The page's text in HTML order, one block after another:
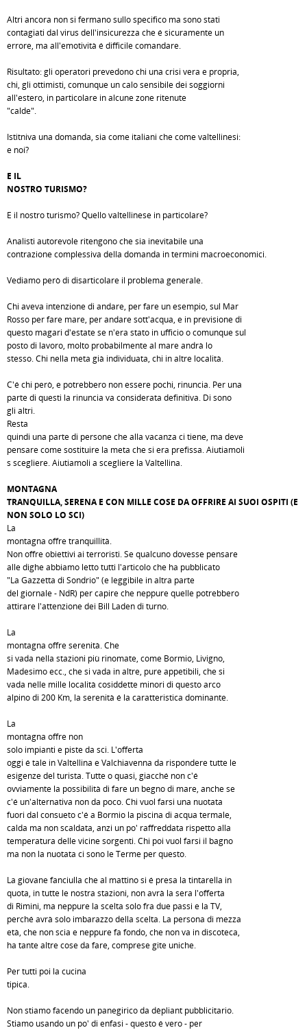
Altri ancora non si fermano sullo specifico ma sono stati
contagiati dal virus dell'insicurezza che é sicuramente un
errore, ma all'emotività é difficile comandare.
Risultato: gli operatori prevedono chi una crisi vera e propria,
chi, gli ottimisti, comunque un calo sensibile dei soggiorni
all'estero, in particolare in alcune zone ritenute
"calde".
Istitniva una domanda, sia come italiani che come valtellinesi:
e noi?
E IL
NOSTRO TURISMO?
E il nostro turismo? Quello valtellinese in particolare?
Analisti autorevole ritengono che sia inevitabile una
contrazione complessiva della domanda in termini macroeconomici.
Vediamo però di disarticolare il problema generale.
Chi aveva intenzione di andare, per fare un esempio, sul Mar
Rosso per fare mare, per andare sott'acqua, e in previsione di
questo magari d'estate se n'era stato in ufficio o comunque sul
posto di lavoro, molto probabilmente al mare andrà lo
stesso. Chi nella meta già individuata, chi in altre località.
C'é chi però, e potrebbero non essere pochi, rinuncia. Per una
parte di questi la rinuncia va considerata definitiva. Di sono
gli altri.
Resta
quindi una parte di persone che alla vacanza ci tiene, ma deve
pensare come sostituire la meta che si era prefissa. Aiutiamoli
s scegliere. Aiutiamoli a scegliere la Valtellina.
MONTAGNA
TRANQUILLA, SERENA E CON MILLE COSE DA OFFRIRE AI SUOI OSPITI (E
NON SOLO LO SCI)
La
montagna offre tranquillità.
Non offre obiettivi ai terroristi. Se qualcuno dovesse pensare
alle dighe abbiamo letto tutti l'articolo che ha pubblicato
"La Gazzetta di Sondrio" (e leggibile in altra parte
del giornale - NdR) per capire che neppure quelle potrebbero
attirare l'attenzione dei Bill Laden di turno.
La
montagna offre serenità. Che
si vada nella stazioni più rinomate, come Bormio, Livigno,
Madesimo ecc., che si vada in altre, pure appetibili, che si
vada nelle mille località cosiddette minori di questo arco
alpino di 200 Km, la serenità é la caratteristica dominante.
La
montagna offre non
solo impianti e piste da sci. L'offerta
oggi é tale in Valtellina e Valchiavenna da rispondere tutte le
esigenze del turista. Tutte o quasi, giacché non c'é
ovviamente la possibilità di fare un begno di mare, anche se
c'é un'alternativa non da poco. Chi vuol farsi una nuotata
fuori dal consueto c'é a Bormio la piscina di acqua termale,
calda ma non scaldata, anzi un po' raffreddata rispetto alla
temperatura delle vicine sorgenti. Chi poi vuol farsi il bagno
ma non la nuotata ci sono le Terme per questo.
La giovane fanciulla che al mattino si é presa la tintarella in
quota, in tutte le nostra stazioni, non avrà la sera l'offerta
di Rimini, ma neppure la scelta solo fra due passi e la TV,
perché avrà solo imbarazzo della scelta. La persona di mezza
età, che non scia e neppure fa fondo, che non va in discoteca,
ha tante altre cose da fare, comprese gite uniche.
Per tutti poi la cucina
tipica.
Non stiamo facendo un panegirico da dèpliant pubblicitario.
Stiamo usando un po' di enfasi - questo é vero - per